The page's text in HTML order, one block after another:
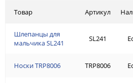
Товар
Шлепанцы для
мальчика SL241
Носки TRP8006
Артикул
SL241
TRP8006